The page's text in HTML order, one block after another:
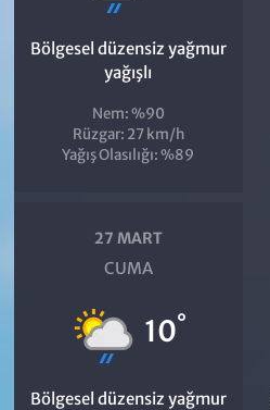
Bölgesel düzensiz yağmur
yağışlı
Nem: %90
Rüzgar: 27 km/h
Yağış Olasılığı: %89
27 MART
CUMA
10°
Bölgesel düzensiz yağmur